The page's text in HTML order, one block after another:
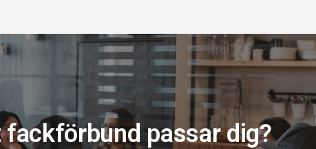
passar dig?